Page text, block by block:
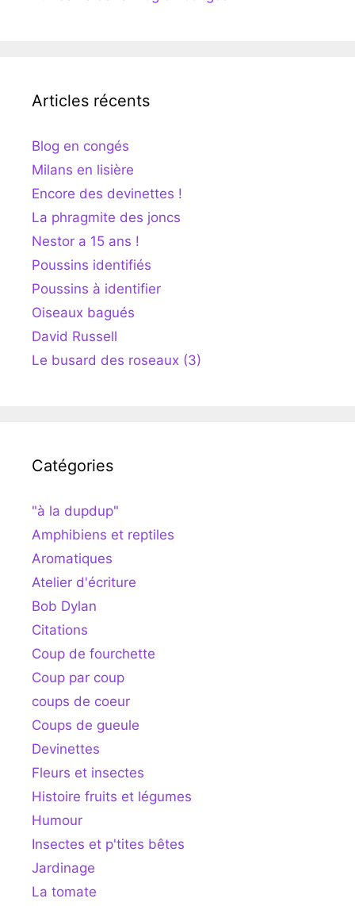
Articles récents
Blog en congés
Milans en lisière
Encore des devinettes !
La phragmite des joncs
Nestor a 15 ans !
Poussins identifiés
Poussins à identifier
Oiseaux bagués
David Russell
Le busard des roseaux (3)
Catégories
"à la dupdup"
Amphibiens et reptiles
Aromatiques
Atelier d'écriture
Bob Dylan
Citations
Coup de fourchette
Coup par coup
coups de coeur
Coups de gueule
Devinettes
Fleurs et insectes
Histoire fruits et légumes
Humour
Insectes et p'tites bêtes
Jardinage
La tomate